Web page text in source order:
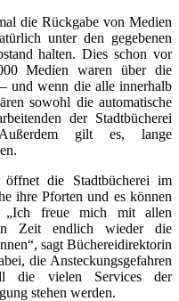
die Rückgabe von Medien
unter den gegebenen
halten. Dies schon vor
Medien waren über die
und wenn die alle innerhalb
sowohl die automatische
der Stadtbücherei
gilt es, lange
die Stadtbücherei im
ihre Pforten und es können
„Ich freue mich mit allen
Zeit endlich wieder die
sagt Büchereidirektorin
die Ansteckungsgefahren
die vielen Services der
stehen werden.